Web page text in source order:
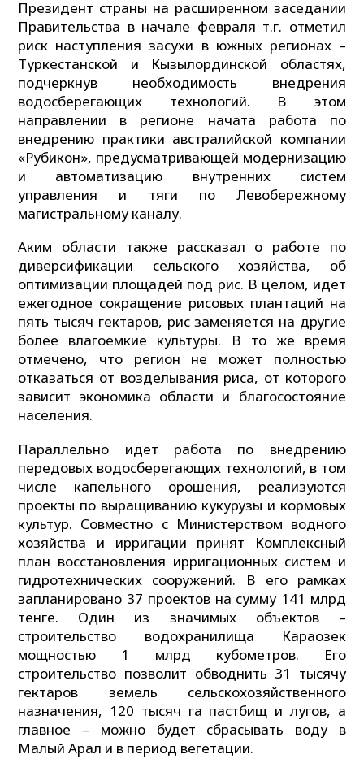
Президент страны на расширенном заседании
Правительства в начале февраля т.г. отметил
риск наступления засухи в южных регионах –
Туркестанской и Кызылординской областях,
подчеркнув необходимость внедрения
водосберегающих технологий. В этом
направлении в регионе начата работа по
внедрению практики австралийской компании
«Рубикон», предусматривающей модернизацию
и автоматизацию внутренних систем
управления и тяги по Левобережному
магистральному каналу.
Аким области также рассказал о работе по
диверсификации сельского хозяйства, об
оптимизации площадей под рис. В целом, идет
ежегодное сокращение рисовых плантаций на
пять тысяч гектаров, рис заменяется на другие
более влагоемкие культуры. В то же время
отмечено, что регион не может полностью
отказаться от возделывания риса, от которого
зависит экономика области и благосостояние
населения.
Параллельно идет работа по внедрению
передовых водосберегающих технологий, в том
числе капельного орошения, реализуются
проекты по выращиванию кукурузы и кормовых
культур. Совместно с Министерством водного
хозяйства и ирригации принят Комплексный
план восстановления ирригационных систем и
гидротехнических сооружений. В его рамках
запланировано 37 проектов на сумму 141 млрд
тенге. Один из значимых объектов –
строительство водохранилища Караозек
мощностью 1 млрд кубометров. Его
строительство позволит обводнить 31 тысячу
гектаров земель сельскохозяйственного
назначения, 120 тысяч га пастбищ и лугов, а
главное – можно будет сбрасывать воду в
Малый Арал и в период вегетации.